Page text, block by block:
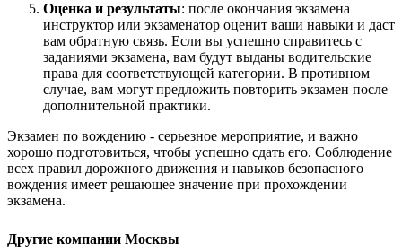
Оценка и результаты: после окончания экзамена
инструктор или экзаменатор оценит ваши навыки и даст
вам обратную связь. Если вы успешно справитесь с
заданиями экзамена, вам будут выданы водительские
права для соответствующей категории. В противном
случае, вам могут предложить повторить экзамен после
дополнительной практики.
Экзамен по вождению - серьезное мероприятие, и важно
хорошо подготовиться, чтобы успешно сдать его. Соблюдение
всех правил дорожного движения и навыков безопасного
вождения имеет решающее значение при прохождении
экзамена.
Другие компании Москвы